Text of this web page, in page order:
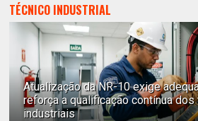
TÉCNICO INDUSTRIAL
Atualização da NR-10 exige
reforça a qualificação contínua
industriais